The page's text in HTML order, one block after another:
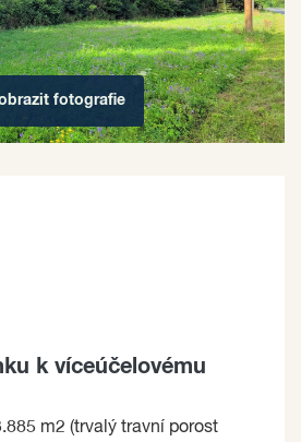
fotografie
k víceúčelovému
m2 (trvalý travní porost